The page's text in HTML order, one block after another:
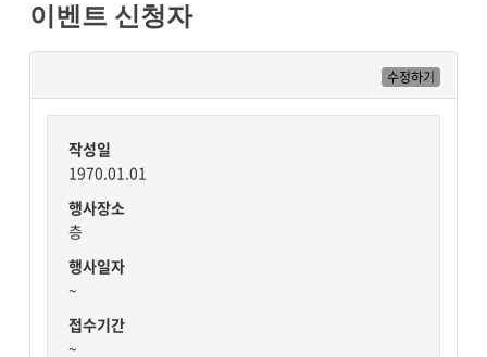
이벤트 신청자
수정하기
작성일
1970.01.01
행사장소
층
행사일자
~
접수기간
~